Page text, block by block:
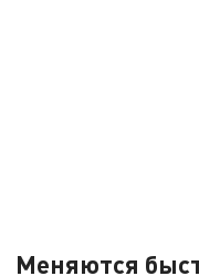
Меняются